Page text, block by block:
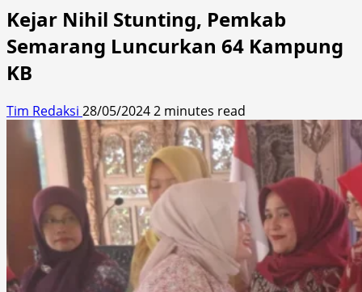
Kejar Nihil Stunting, Pemkab
Semarang Luncurkan 64 Kampung
KB
Tim Redaksi 28/05/20242 minutes read